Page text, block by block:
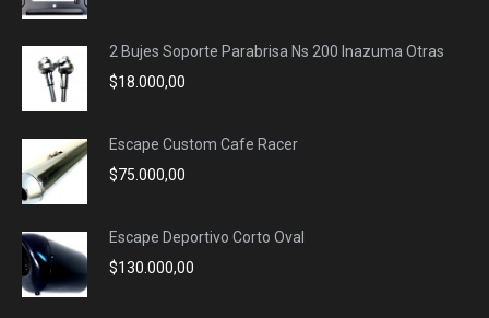
2 Bujes Soporte Parabrisa Ns 200 Inazuma Otras
$18.000,00
Escape Custom Cafe Racer
$75.000,00
Escape Deportivo Corto Oval
$130.000,00